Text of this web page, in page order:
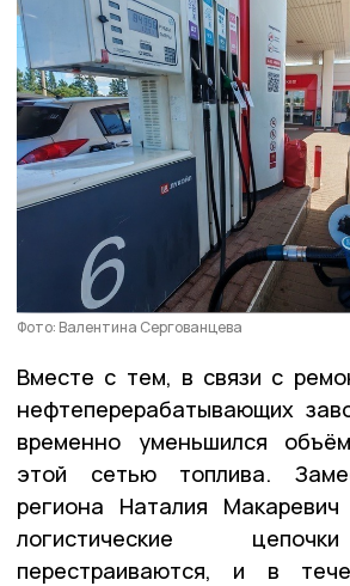
Фото: Валентина Сергованцева
Вместе с тем, в связи с
нефтеперерабатывающих
временно уменьшился
этой сетью топлива.
региона Наталия
логистические
перестраиваются, и в